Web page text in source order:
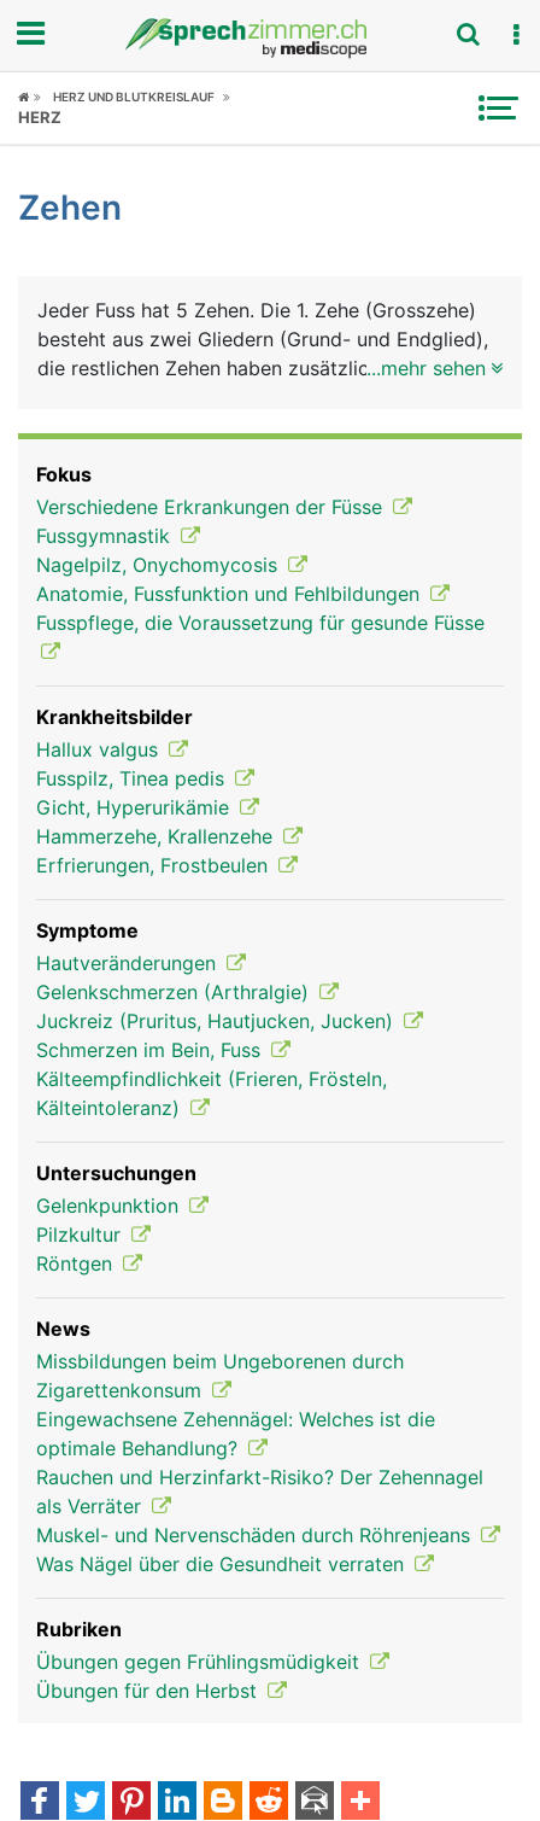
Fokus
Symptome
News
Rubriken
HERZ UND BLUTKREISLAUF
HERZ
Zehen
Jeder Fuss hat 5 Zehen. Die 1. Zehe (Grosszehe)
besteht aus zwei Gliedern (Grund- und Endglied),
die restlichen Zehen haben zusätzlich noch ein
Mittelfussknochen, der auch als "Strahl"
bezeichnet wird. Das Gelenk zwischen Grundglied
der Grosszehe und ersten Stahl wird als
Grosszehengrundgelenk bezeichnet.
Fusssohlenseitig laufen zwei Sehen, am
fussrückenseitig läuft eine Sehne, mit denen die
Zehen bewegt werden können. Die Muskeln dafür
liegen am Unterschenkel. Geschützt werden die
empfindlichen Zehenspitzen durch Zehennägel.
Zehen Mann
...mehr sehen
Fokus
Verschiedene Erkrankungen der Füsse
Fussgymnastik
Nagelpilz, Onychomycosis
Anatomie, Fussfunktion und Fehlbildungen
Fusspflege, die Voraussetzung für gesunde Füsse
Krankheitsbilder
Hallux valgus
Fusspilz, Tinea pedis
Gicht, Hyperurikämie
Hammerzehe, Krallenzehe
Erfrierungen, Frostbeulen
Symptome
Hautveränderungen
Gelenkschmerzen (Arthralgie)
Juckreiz (Pruritus, Hautjucken, Jucken)
Schmerzen im Bein, Fuss
Kälteempfindlichkeit (Frieren, Frösteln,
Kälteintoleranz)
Untersuchungen
Gelenkpunktion
Pilzkultur
Röntgen
News
Missbildungen beim Ungeborenen durch
Zigarettenkonsum
Eingewachsene Zehennägel: Welches ist die
optimale Behandlung?
Rauchen und Herzinfarkt-Risiko? Der Zehennagel
als Verräter
Muskel- und Nervenschäden durch Röhrenjeans
Was Nägel über die Gesundheit verraten
Rubriken
Übungen gegen Frühlingsmüdigkeit
Übungen für den Herbst